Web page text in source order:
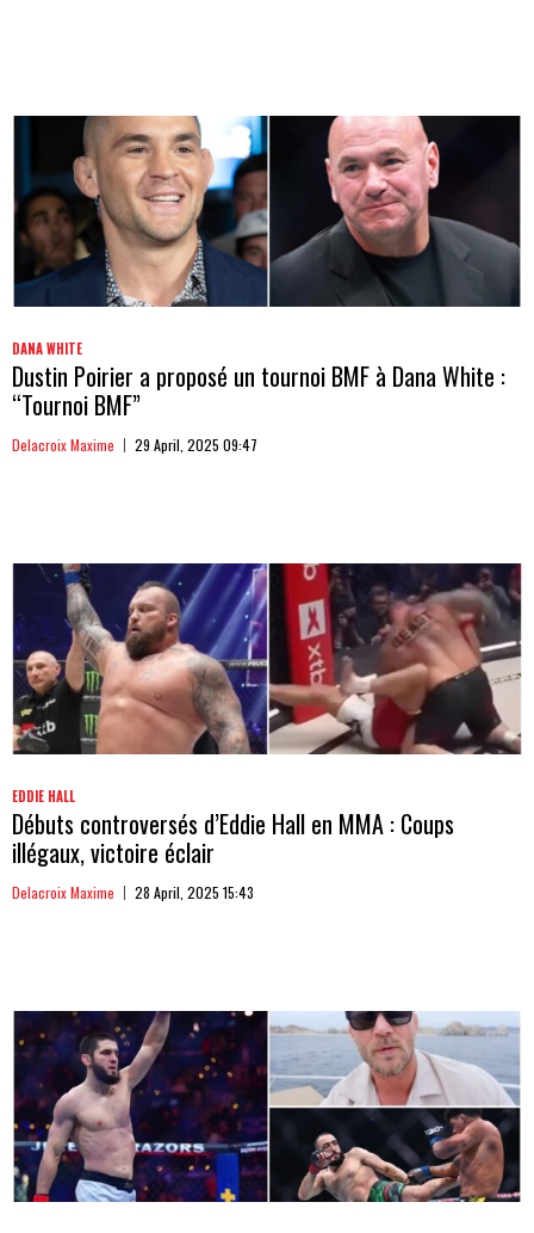
DANA WHITE
Dustin Poirier a proposé un tournoi BMF à Dana White :
“Tournoi BMF”
Delacroix Maxime 29 April, 2025 09:47
EDDIE HALL
Débuts controversés d’Eddie Hall en MMA : Coups
illégaux, victoire éclair
Delacroix Maxime 28 April, 2025 15:43